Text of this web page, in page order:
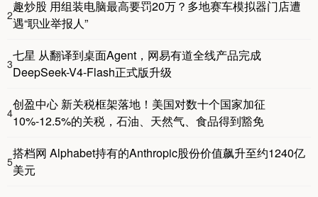
2
趣炒股 用组装电脑最高要罚20万？多地赛车模拟器门店遭
遇“职业举报人”
3
七星 从翻译到桌面Agent，网易有道全线产品完成
DeepSeek-V4-Flash正式版升级
4
创盈中心 新关税框架落地！美国对数十个国家加征
10%-12.5%的关税，石油、天然气、食品得到豁免
5
搭档网 Alphabet持有的Anthropic股份价值飙升至约1240亿
美元